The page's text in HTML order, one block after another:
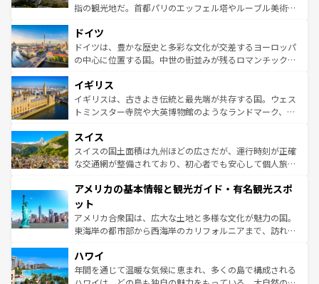
アートに溢れた街角から、地方では古代ローマ遺跡や中世
せる。地方によって風土や気候が異なるスペインはその個
性で訪れる人を魅了する。 なお、新着のスペイン情報は コ
ンテンツ一覧を参照してほしい。
指の観光地だ。首都パリのエッフェル塔やルーブル美術館
で、幅広い魅力が詰まっている。華麗な宮殿、歴史的な大
聖堂、美しいビーチ、そして豊かな自然が、訪れる者を心
から魅了する。また、フランスは美食の国としても知ら
いる。シャンパンの発祥地であるランス、プロヴァンスの
香り高いラベンダー畑など、多彩な楽しみ方が可能だ。さ
らに、パリ以外の地域にも魅力が溢れており、どの街角に
れる地方に足を運ぶとそれぞれで全く異なる文化を体験で
きるだろう。 なお、新着のフランス情報はコンテンツ一覧
を参照してほしい。
ドイツ
ドイツは、豊かな歴史と多彩な文化が交差するヨーロッパ
の中心に位置する国。中世の街並みが残るロマンチック街
顔を持つこの国は、どこを歩いても飽きることがない。ベ
ルリンの文化的活気、バイエルン州のアルプスの絶景、そ
してライン川沿いのワイン畑といった風景は必見。ビール
は、お酒好きな人にはぜひ体験してほしい。 なお、新着の
ドイツ情報はコンテンツ一覧を参照してほしい。
イギリス
イギリスは、古きよき伝統と最先端が共存する国。ウェス
トミンスター寺院や大英博物館のようなランドマーク、歴
リアごとに異なる魅力がある。また、優雅なアフタヌーン
ティー、ビール好きにはたまらない英国パブ、サッカー観
戦など、本場だからこそできる体験も豊富。イギリスを旅
ンツ一覧を参照してほしい。
スイス
スイスの国土面積は九州ほどの広さだが、運行時刻が正確
な交通網が整備されており、初心者でも安心して個人旅行
の建物がそのまま残る町や、スイスならではのユニークな
博物館もあり、アルプス観光だけでなく町歩きも満喫する
ことができる。国民の所得が高いため物価も高いが、旅行
者向けの交通パス提供のサービスもあり、うまく活用すれ
着のスイス情報は
アメリカの基本情報と観光ガイド・有名観光スポ
ット
アメリカ合衆国は、広大な土地と多様な文化が魅力の国。
東海岸の都市部から西海岸のカリフォルニアまで、訪れる
のような巨大都市は、観光、ショッピング、エンターテイ
ンメントが詰まった刺激的なスポットだ。一方、アメリカ
西部には大自然が広がり、グランドキャニオンやイエロー
ハワイ
年間を通じて温暖な気候に恵まれ、多くの島で構成される